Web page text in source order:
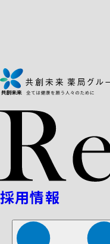
採用情報